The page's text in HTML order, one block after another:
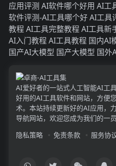
应用评测 AI软件哪个好用 AI工
软件评测-AI工具哪个好AI工具
教程 AI工具完整教程 AI工具新
AI入门教程 AI工具教程 国内AI
国产AI大模型 国产大模型 国外
AI爱好者的一站式人工智能AI工
好用的AI工具软件和网站，方便
术。本站持续更新好的AI应用，
导航网站，欢迎您成为我们的一员
隐私策略
免责条款 服务协